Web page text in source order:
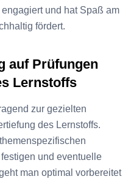
und hat Spaß am
fördert.
auf Prüfungen
Lernstoffs
zur gezielten
des Lernstoffs.
und eventuelle
man optimal vorbereitet